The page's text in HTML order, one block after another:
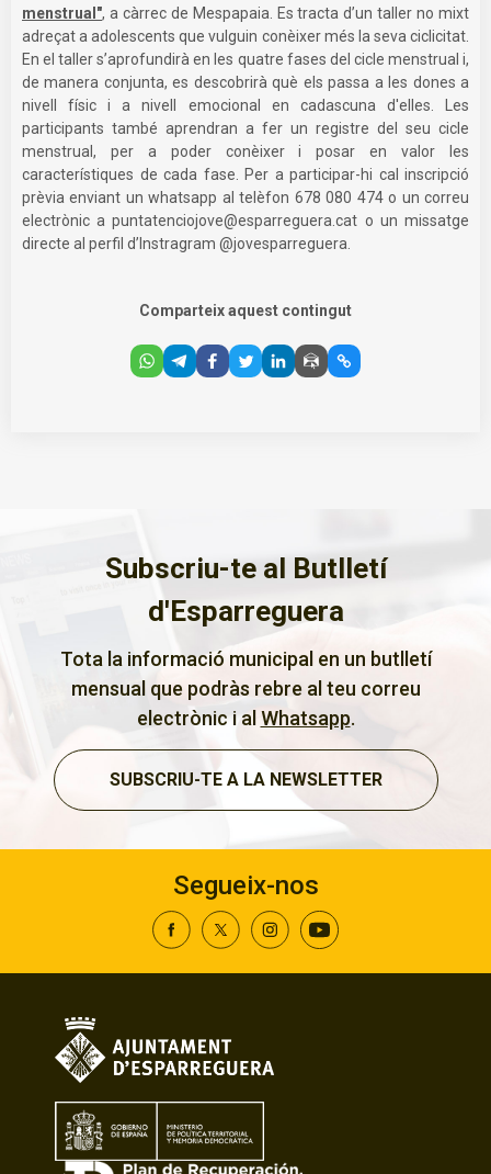
menstrual", a càrrec de Mespapaia. Es tracta d’un taller no mixt
adreçat a adolescents que vulguin conèixer més la seva ciclicitat.
En el taller s’aprofundirà en les quatre fases del cicle menstrual i,
de manera conjunta, es descobrirà què els passa a les dones a
nivell físic i a nivell emocional en cadascuna d'elles. Les
participants també aprendran a fer un registre del seu cicle
menstrual, per a poder conèixer i posar en valor les
característiques de cada fase. Per a participar-hi cal inscripció
prèvia enviant un whatsapp al telèfon 678 080 474 o un correu
electrònic apuntatenciojove@esparreguera.cat o un missatge
directe al perfil d’Instragram @jovesparreguera.
Comparteix aquest contingut
Subscriu-te al Butlletí
d'Esparreguera
Tota la informació municipal en un butlletí
mensual que podràs rebre al teu correu
electrònic i alWhatsapp.
SUBSCRIU-TE A LA NEWSLETTER
Segueix-nos